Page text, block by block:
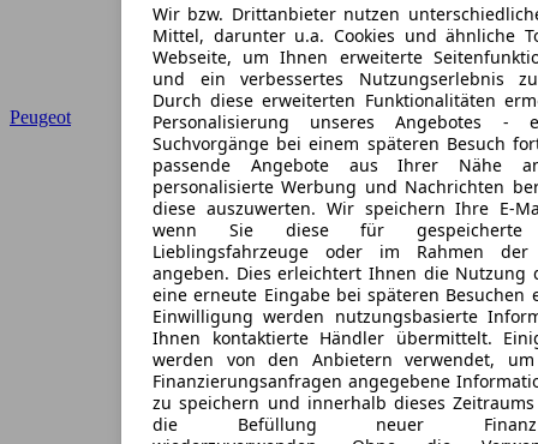
Peugeot
Wir bzw. Drittanbieter nutzen
Mittel, darunter u.a. Cookies und ähnliche
Webseite, um Ihnen erweiterte
und ein verbessertes Nutzungserlebnis
Durch diese erweiterten Funktionalitäten
Personalisierung unseres Angebotes
Suchvorgänge bei einem späteren Besuch
passende Angebote aus Ihrer Nähe
personalisierte Werbung und Nachrichten
diese auszuwerten. Wir speichern Ihre E-
wenn Sie diese für gespeicherte
Lieblingsfahrzeuge oder im Rahmen der
angeben. Dies erleichtert Ihnen die Nutzung
eine erneute Eingabe bei späteren
Einwilligung werden nutzungsbasierte
Ihnen kontaktierte Händler übermittelt.
werden von den Anbietern verwendet,
Finanzierungsanfragen angegebene
zu speichern und innerhalb dieses
die Befüllung neuer